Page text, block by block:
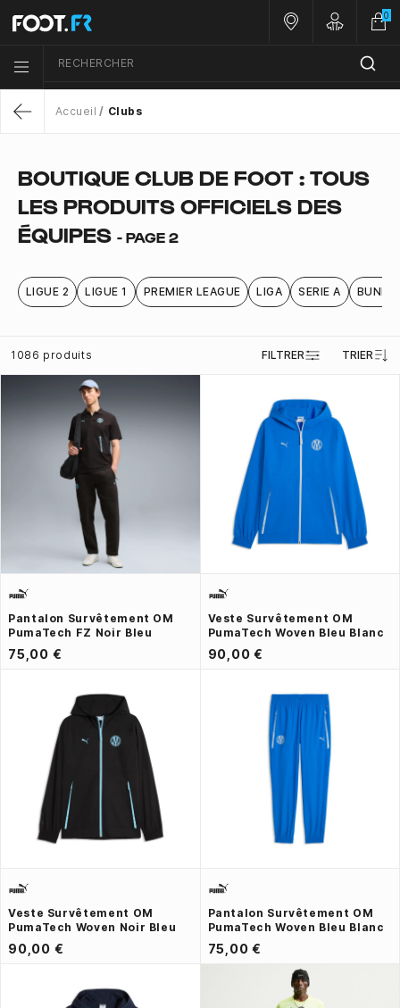
Menu list icon
RECHERCHER
Nos magasins
Customer
0
Accueil Clubs
BOUTIQUE CLUB DE FOOT : TOUS
LES PRODUITS OFFICIELS DES
ÉQUIPES - PAGE 2
LIGUE 2 LIGUE 1 PREMIER LEAGUE LIGA SERIE A
1086 produits FILTRER TRIER
Pantalon Survêtement OM
PumaTech FZ Noir Bleu
75,00 €
Veste Survêtement OM
PumaTech Woven Bleu Blanc
90,00 €
Veste Survêtement OM
PumaTech Woven Noir Bleu
90,00 €
Pantalon Survêtement OM
PumaTech Woven Bleu Blanc
75,00 €